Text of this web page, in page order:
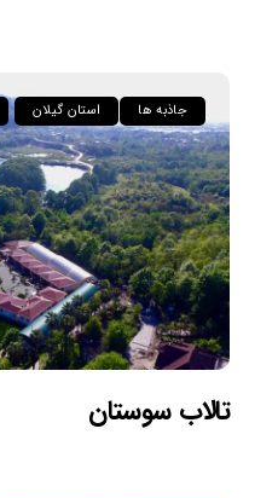
جاذبه ها استان گیلان
تالاب سوستان